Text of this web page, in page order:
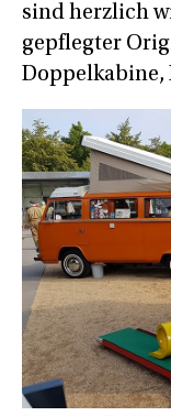
sind herzlich
gepflegter
Doppelkabine,